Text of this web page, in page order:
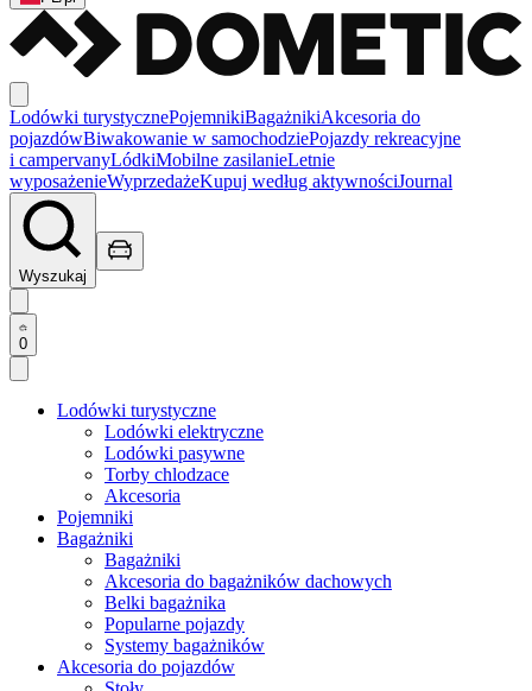
Lodówki turystycznePojemnikiBagażnikiAkcesoria do
pojazdówBiwakowanie w samochodziePojazdy rekreacyjne
i campervanyLódkiMobilne zasilanieLetnie
wyposażenieWyprzedażeKupuj według aktywnościJournal
Wyszukaj
0
Lodówki turystyczne
Lodówki elektryczne
Lodówki pasywne
Torby chlodzace
Akcesoria
Pojemniki
Bagażniki
Bagażniki
Akcesoria do bagażników dachowych
Belki bagażnika
Popularne pojazdy
Systemy bagażników
Akcesoria do pojazdów